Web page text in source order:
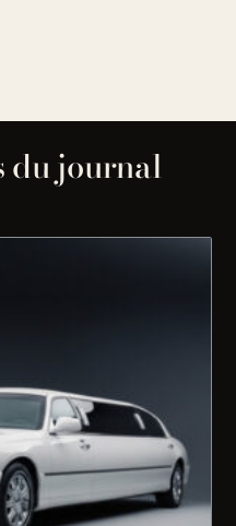
du journal